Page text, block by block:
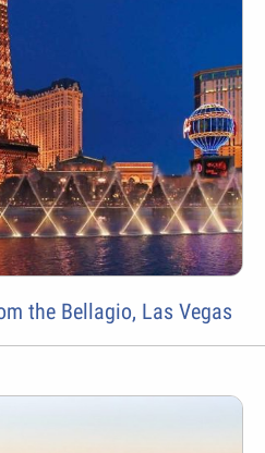
the Bellagio, Las Vegas